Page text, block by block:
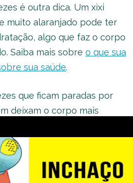
é outra dica. Um xixi
muito alaranjado pode ter
algo que faz o corpo
Saiba mais sobre o que sua
sua saúde.
que ficam paradas por
deixam o corpo mais
para mulheres
do
hormônio estrogênio